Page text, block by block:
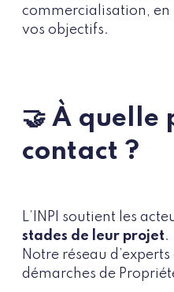
commercialisation, en
vos objectifs.
🤝 À quelle
contact ?
L’INPI soutient les
stades de leur projet.
Notre réseau
démarches de